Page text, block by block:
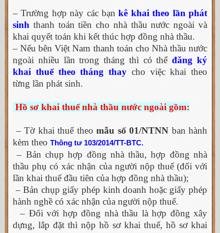
– Trường hợp này các bạn kê khai theo lần phát
sinh thanh toán tiền cho nhà thầu nước ngoài và
khai quyết toán khi kết thúc hợp đồng nhà thầu.
– Nếu bên Việt Nam thanh toán cho Nhà thầu nước
ngoài nhiều lần trong tháng thì có thểđăng ký
khai thuế theo tháng thay cho việc khai theo
từng lần phát sinh.
Hồ sơ khai thuế nhà thầu nước ngoài gồm:
– Tờ khai thuế theo mẫu số 01/NTNN ban hành
kèm theo Thông tư 103/2014/TT-BTC.
– Bản chụp hợp đồng nhà thầu, hợp đồng nhà
thầu phụ có xác nhận của người nộp thuế (đối với
lần khai thuế đầu tiên của hợp đồng nhà thầu);
– Bản chụp giấy phép kinh doanh hoặc giấy phép
hành nghề có xác nhận của người nộp thuế.
– Đối với hợp đồng nhà thầu là hợp đồng xây
dựng, lắp đặt thì nộp hồ sơ khai thuế, hồ sơ khai